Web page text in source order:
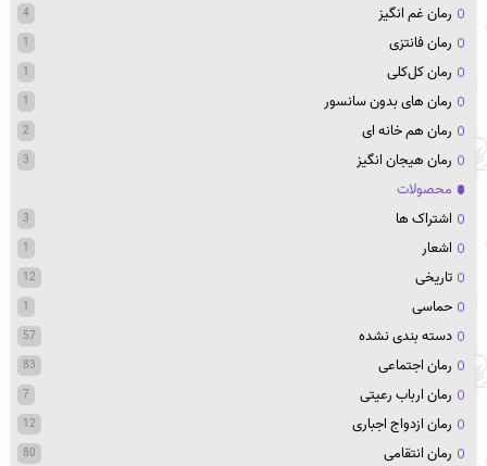
رمان غم انگیز 4
رمان فانتزی 1
رمان کل‌کلی 1
رمان های بدون سانسور 1
رمان هم خانه ای 2
رمان هیجان انگیز 3
محصولات
اشتراک ها
3
اشعار 1
تاریخی 12
حماسی 1
دسته بندی نشده 57
رمان اجتماعی 83
رمان ارباب رعیتی 7
رمان ازدواج اجباری 12
رمان انتقامی 80